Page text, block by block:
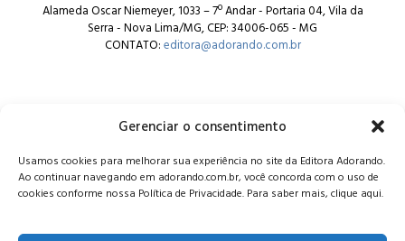
Gerenciar o consentimento
Usamos cookies para melhorar sua experiência no site da Editora Adorando.
Ao continuar navegando em adorando.com.br, você concorda com o uso de
cookies conforme nossa Política de Privacidade. Para saber mais, clique aqui.
Alameda Oscar Niemeyer, 1033 – 7º Andar - Portaria 04, Vila da
Serra - Nova Lima/MG, CEP: 34006-065 - MG
CONTATO:editora@adorando.com.br
© Editora Adorando 2026. Todos os direitos reservados.
Consulte nossapolítica de privacidade.